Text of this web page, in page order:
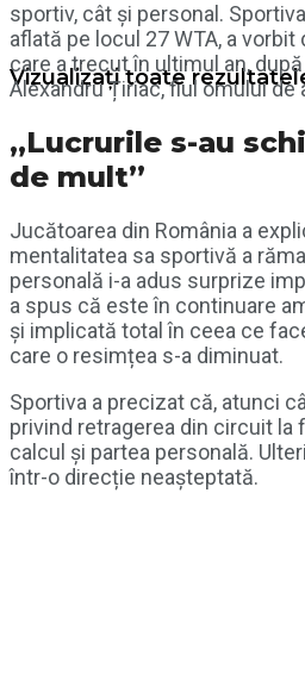
Vizualizați toate
sportiv, cât și personal.
aflată pe locul 27 WTA, a
care a trecut în ultimul an,
Alexandru Țiriac, fiul omului de
„Lucrurile s-au
de mult”
Jucătoarea din România a
mentalitatea sa sportivă a
personală i-a adus surprize
a spus că este în continuare
și implicată total în ceea ce
care o resimțea s-a diminuat.
Sportiva a precizat că, atunci
privind retragerea din circuit la
calcul și partea personală.
într-o direcție neașteptată.